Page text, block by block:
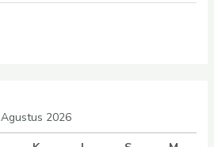
Agustus 2026